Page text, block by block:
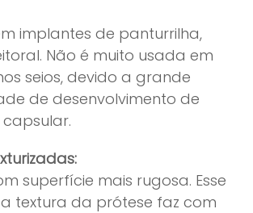
implantes de panturrilha,
Não é muito usada em
seios, devido a grande
de desenvolvimento de
superfície mais rugosa. Esse
textura da prótese faz com